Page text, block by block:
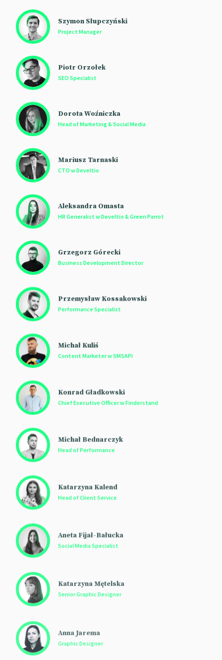
Szymon Słupczyński
Project Manager
Piotr Orzołek
SEO Specialist
Dorota Woźniczka
Head of Marketing & Social Media
Mariusz Tarnaski
CTO w Develtio
Aleksandra Omasta
HR Generalist w Develtio & Green Parrot
Grzegorz Górecki
Business Development Director
Przemysław Kossakowski
Performance Specialist
Michał Kuliś
Content Marketer w SMSAPI
Konrad Gładkowski
Chief Executive Officer w Finderstand
Michał Bednarczyk
Head of Performance
Katarzyna Kalend
Aneta Fijał-Bałucka
Social Media Specialist
Senior Graphic Designer
Graphic Designer